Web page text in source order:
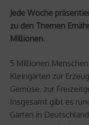
Jede Woche
zu den Themen
Millionen.
5 Millionen
Kleingärten zur
Gemüse, zur
Insgesamt gibt es
Gärten in